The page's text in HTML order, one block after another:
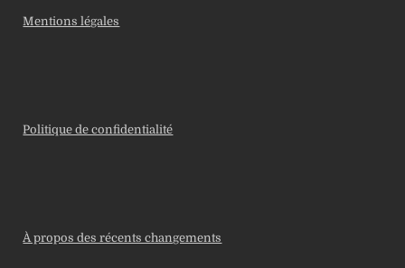
Mentions légales
Politique de confidentialité
À propos des récents changements